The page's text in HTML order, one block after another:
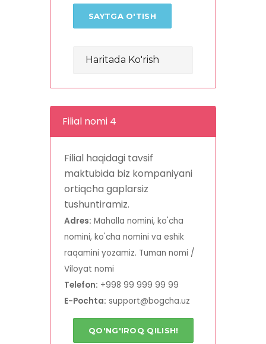
SAYTGA O'TISH
Haritada Ko'rish
Filial nomi 4
Filial haqidagi tavsif
maktubida biz kompaniyani
ortiqcha gaplarsiz
tushuntiramiz.
Adres: Mahalla nomini, ko'cha
nomini, ko'cha nomini va eshik
raqamini yozamiz. Tuman nomi /
Viloyat nomi
Telefon: +998 99 999 99 99
E-Pochta: support@bogcha.uz
QO'NG'IROQ QILISH!